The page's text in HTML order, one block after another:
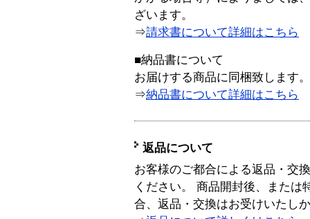
ざいます。
⇒請求書について詳細はこちら
■納品書について
お届けする商品に同梱致します。
⇒納品書について詳細はこちら
返品について
お客様のご都合による返品・交
ください。 商品開封後、または
合、返品・交換はお受けいたし